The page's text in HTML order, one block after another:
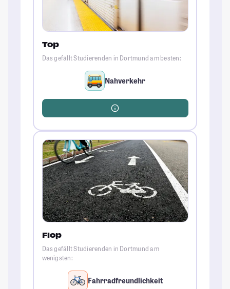
Top
Das gefällt Studierenden in Dortmund am besten:
Nahverkehr
Flop
Das gefällt Studierenden in Dortmund am
wenigsten:
Fahrradfreundlichkeit